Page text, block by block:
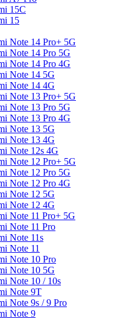
15C
15
Note 14 Pro+ 5G
Note 14 Pro 5G
Note 14 Pro 4G
Note 14 5G
Note 14 4G
Note 13 Pro+ 5G
Note 13 Pro 5G
Note 13 Pro 4G
Note 13 5G
Note 13 4G
Note 12s 4G
Note 12 Pro+ 5G
Note 12 Pro 5G
Note 12 Pro 4G
Note 12 5G
Note 12 4G
Note 11 Pro+ 5G
Note 11 Pro
Note 11s
Note 11
Note 10 Pro
Note 10 5G
Note 10 / 10s
Note 9T
Note 9s / 9 Pro
Note 9